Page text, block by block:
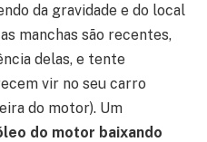
da gravidade e do local
manchas são recentes,
delas, e tente
vir no seu carro
do motor). Um
do motor baixando